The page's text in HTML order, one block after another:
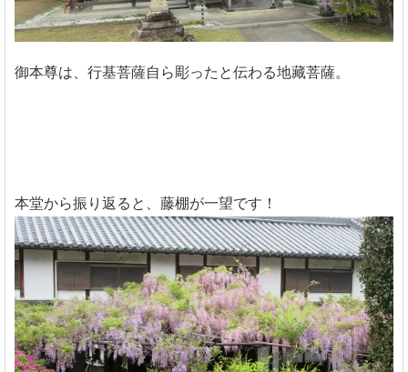
御本尊は、行基菩薩自ら彫ったと伝わる地藏菩薩。
本堂から振り返ると、藤棚が一望です！